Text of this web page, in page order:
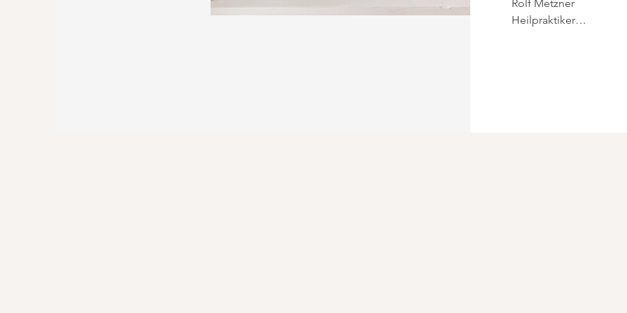
Rolf Metzner
Heilpraktiker